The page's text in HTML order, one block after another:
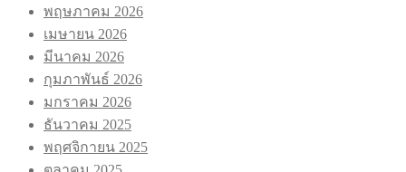
พฤษภาคม 2026
เมษายน 2026
มีนาคม 2026
กุมภาพันธ์ 2026
มกราคม 2026
ธันวาคม 2025
พฤศจิกายน 2025